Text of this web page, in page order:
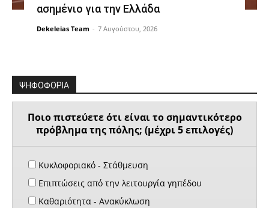
ασημένιο για την Ελλάδα
Dekeleias Team - 7 Αυγούστου, 2026
ΨΗΦΟΦΟΡΙΑ
Ποιο πιστεύετε ότι είναι το σημαντικότερο
πρόβλημα της πόλης; (μέχρι 5 επιλογές)
Κυκλοφοριακό - Στάθμευση
Επιπτώσεις από την λειτουργία γηπέδου
Καθαριότητα - Ανακύκλωση